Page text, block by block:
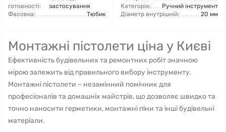
готовності:
застосування
Фасовка:
Тюбик
Категорія:
Ручний інструмент
Діаметр внутрішній:
20 мм
Монтажні пістолети ціна у Києві
Ефективність будівельних та ремонтних робіт значною
мірою залежить від правильного вибору інструменту.
Монтажні пістолети – незамінний помічник для
професіоналів та домашніх майстрів, що дозволяє швидко та
точно наносити герметики, монтажні піни та інші будівельні
матеріали.